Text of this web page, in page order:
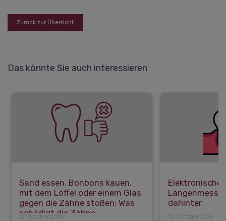
Zurück zur Übersicht
Das könnte Sie auch interessieren
Sand essen, Bonbons kauen,
mit dem Löffel oder einem Glas
gegen die Zähne stoßen: Was
schädigt die Zähne
27. Oktober 2025
Elektronische
dahinter
13. Oktober 2025